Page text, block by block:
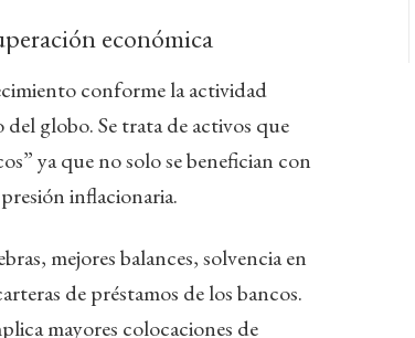
económica
conforme la actividad
globo. Se trata de activos que
ya que no solo se benefician con
inflacionaria.
mejores balances, solvencia en
de préstamos de los bancos.
mayores colocaciones de